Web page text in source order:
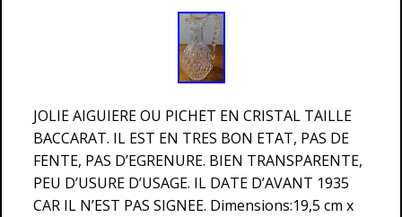
JOLIE AIGUIERE OU PICHET EN CRISTAL TAILLE
BACCARAT. IL EST EN TRES BON ETAT, PAS DE
FENTE, PAS D’EGRENURE. BIEN TRANSPARENTE,
PEU D’USURE D’USAGE. IL DATE D’AVANT 1935
CAR IL N’EST PAS SIGNEE. Dimensions:19,5 cm x